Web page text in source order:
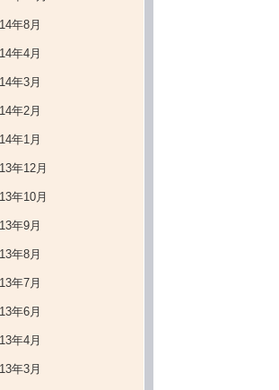
年8月
年4月
年3月
年2月
年1月
年12月
年10月
年9月
年8月
年7月
年6月
年4月
年3月